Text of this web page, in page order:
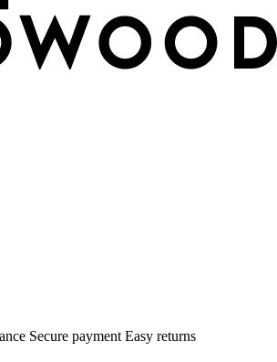
Secure payment Easy returns